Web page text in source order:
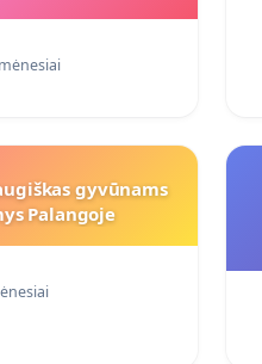
gyvūnams
Palangoje